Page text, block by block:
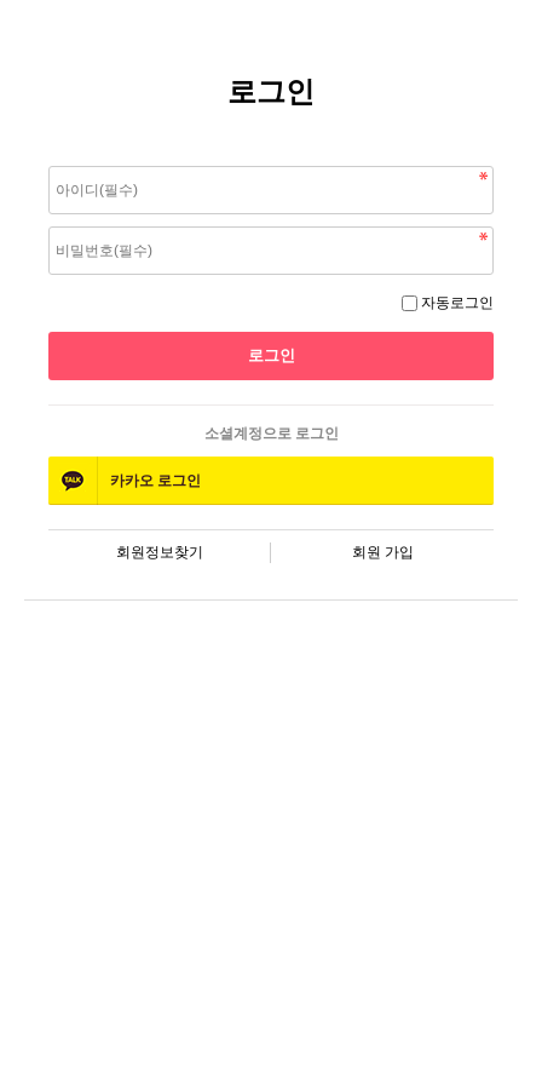
로그인
자동로그인
소셜계정으로 로그인
카카오 로그인
회원정보찾기 회원 가입